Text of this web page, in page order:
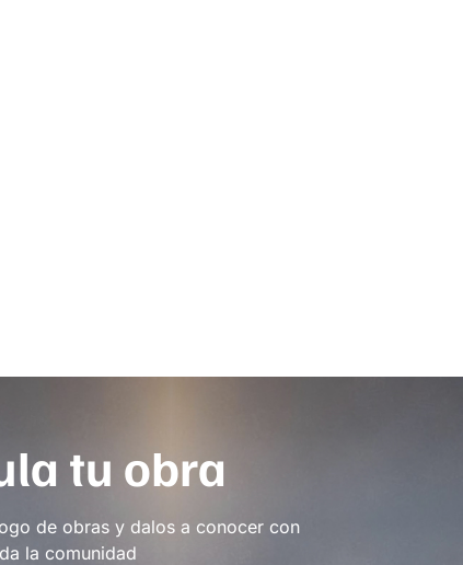
tu obra
de obras y dalos a conocer con
la comunidad